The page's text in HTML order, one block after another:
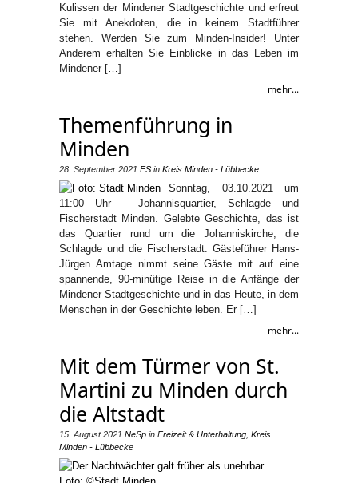
Kulissen der Mindener Stadtgeschichte und erfreut
Sie mit Anekdoten, die in keinem Stadtführer
stehen. Werden Sie zum Minden-Insider! Unter
Anderem erhalten Sie Einblicke in das Leben im
Mindener […]
mehr...
Themenführung in
Minden
28. September 2021 FS in Kreis Minden - Lübbecke
Sonntag, 03.10.2021 um
11:00 Uhr – Johannisquartier, Schlagde und
Fischerstadt Minden. Gelebte Geschichte, das ist
das Quartier rund um die Johanniskirche, die
Schlagde und die Fischerstadt. Gästeführer Hans-
Jürgen Amtage nimmt seine Gäste mit auf eine
spannende, 90-minütige Reise in die Anfänge der
Mindener Stadtgeschichte und in das Heute, in dem
Menschen in der Geschichte leben. Er […]
mehr...
Mit dem Türmer von St.
Martini zu Minden durch
die Altstadt
15. August 2021 NeSp in Freizeit & Unterhaltung Kreis
Minden - Lübbecke